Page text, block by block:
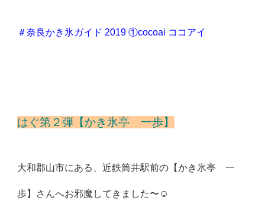
＃奈良かき氷ガイド 2019 ①cocoai ココアイ
はぐ第２弾【かき氷亭 一歩】
大和郡山市にある、近鉄筒井駅前の 【かき氷亭 一
歩】 さんへお邪魔してきました〜☺️